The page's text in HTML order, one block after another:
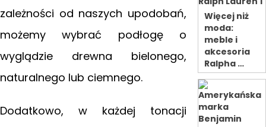
zależności od naszych upodobań,
możemy wybrać podłogę o
wyglądzie drewna bielonego,
naturalnego lub ciemnego.
Dodatkowo, w każdej tonacji
Więcej niż
moda:
meble i
akcesoria
Ralpha …